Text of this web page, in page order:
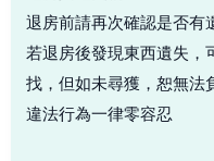
退房前請再次確認是否有
若退房後發現東西遺失，
找，但如未尋獲，恕無法
違法行為一律零容忍